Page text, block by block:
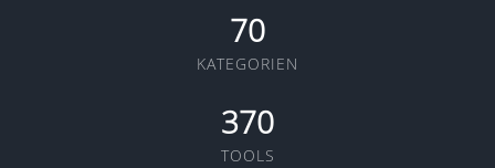
70
KATEGORIEN
370
TOOLS